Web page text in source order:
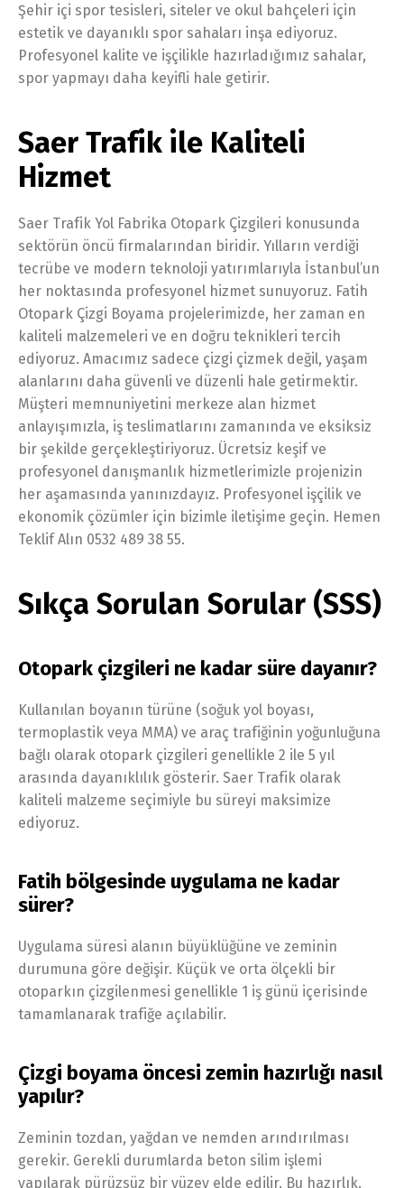
Şehir içi spor tesisleri, siteler ve okul bahçeleri için
estetik ve dayanıklı spor sahaları inşa ediyoruz.
Profesyonel kalite ve işçilikle hazırladığımız sahalar,
spor yapmayı daha keyifli hale getirir.
Saer Trafik ile Kaliteli
Hizmet
Saer Trafik Yol Fabrika Otopark Çizgileri konusunda
sektörün öncü firmalarından biridir. Yılların verdiği
tecrübe ve modern teknoloji yatırımlarıyla İstanbul’un
her noktasında profesyonel hizmet sunuyoruz. Fatih
Otopark Çizgi Boyama projelerimizde, her zaman en
kaliteli malzemeleri ve en doğru teknikleri tercih
ediyoruz. Amacımız sadece çizgi çizmek değil, yaşam
alanlarını daha güvenli ve düzenli hale getirmektir.
Müşteri memnuniyetini merkeze alan hizmet
anlayışımızla, iş teslimatlarını zamanında ve eksiksiz
bir şekilde gerçekleştiriyoruz. Ücretsiz keşif ve
profesyonel danışmanlık hizmetlerimizle projenizin
her aşamasında yanınızdayız. Profesyonel işçilik ve
ekonomik çözümler için bizimle iletişime geçin. Hemen
Teklif Alın 0532 489 38 55.
Sıkça Sorulan Sorular (SSS)
Otopark çizgileri ne kadar süre dayanır?
Kullanılan boyanın türüne (soğuk yol boyası,
termoplastik veya MMA) ve araç trafiğinin yoğunluğuna
bağlı olarak otopark çizgileri genellikle 2 ile 5 yıl
arasında dayanıklılık gösterir. Saer Trafik olarak
kaliteli malzeme seçimiyle bu süreyi maksimize
ediyoruz.
Fatih bölgesinde uygulama ne kadar
sürer?
Uygulama süresi alanın büyüklüğüne ve zeminin
durumuna göre değişir. Küçük ve orta ölçekli bir
otoparkın çizgilenmesi genellikle 1 iş günü içerisinde
tamamlanarak trafiğe açılabilir.
Çizgi boyama öncesi zemin hazırlığı nasıl
yapılır?
Zeminin tozdan, yağdan ve nemden arındırılması
gerekir. Gerekli durumlarda beton silim işlemi
yapılarak pürüzsüz bir yüzey elde edilir. Bu hazırlık,